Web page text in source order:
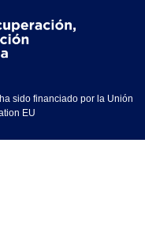
sido financiado por la Unión
EU